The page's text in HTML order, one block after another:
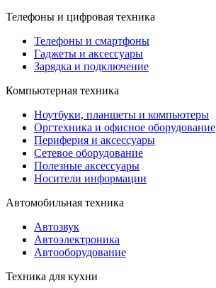
Телефоны и цифровая техника
Телефоны и смартфоны
Гаджеты и аксессуары
Зарядка и подключение
Компьютерная техника
Ноутбуки, планшеты и компьютеры
Оргтехника и офисное оборудование
Периферия и аксессуары
Cетевое оборудование
Полезные аксессуары
Носители информации
Автомобильная техника
Автозвук
Автоэлектроника
Автооборудование
Техника для кухни